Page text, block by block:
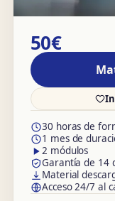
50€
30 horas de
1 mes de
2 módulos
Garantía de 14
Material
Acceso 24/7 al